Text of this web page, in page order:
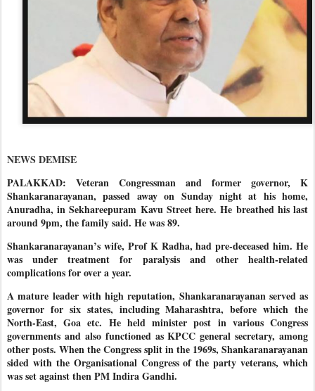
NEWS DEMISE
PALAKKAD: Veteran Congressman and former governor, K
Shankaranarayanan, passed away on Sunday night at his home,
Anuradha, in Sekhareepuram Kavu Street here. He breathed his last
around 9pm, the family said. He was 89.
Shankaranarayanan’s wife, Prof K Radha, had pre-deceased him. He
was under treatment for paralysis and other health-related
complications for over a year.
A mature leader with high reputation, Shankaranarayanan served as
governor for six states, including Maharashtra, before which the
North-East, Goa etc. He held minister post in various Congress
governments and also functioned as KPCC general secretary, among
other posts. When the Congress split in the 1969s, Shankaranarayanan
sided with the Organisational Congress of the party veterans, which
was set against then PM Indira Gandhi.